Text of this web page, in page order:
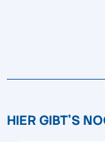
HIER GIBT'S